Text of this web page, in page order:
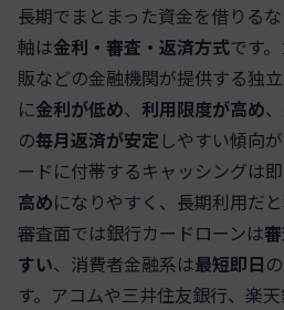
長期でまとまった資金を借りる
軸は金利・審査・返済方式です
販などの金融機関が提供する独
に金利が低め、 利用限度が高め
の毎月返済が安定 しやすい傾向
ードに付帯するキャッシングは
高めになりやすく、長期利用だ
審査面では銀行カードローンは
すい、消費者金融系は最短即日
す。アコムや三井住友銀行、楽